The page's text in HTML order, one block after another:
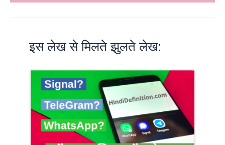
इस लेख से मिलते झुलते लेख: